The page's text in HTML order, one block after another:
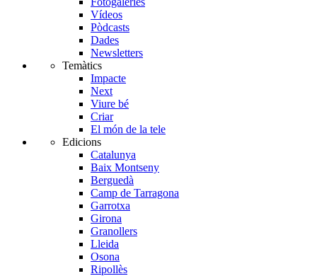
Vídeos
Pòdcasts
Dades
Newsletters
Temàtics
Impacte
Next
Viure bé
Criar
El món de la tele
Edicions
Catalunya
Baix Montseny
Berguedà
Camp de Tarragona
Garrotxa
Girona
Granollers
Lleida
Osona
Ripollès